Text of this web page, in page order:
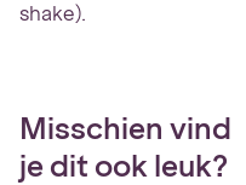
shake).
Misschien vind
je dit ook leuk?